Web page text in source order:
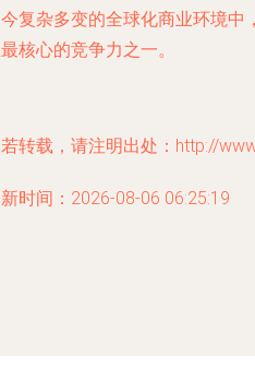
复杂多变的全球化商业环境中
核心的竞争力之一。
转载，请注明出处：http://
时间：2026-08-06 06:25:19